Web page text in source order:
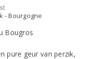
- Bourgogne
pure geur van perzik,